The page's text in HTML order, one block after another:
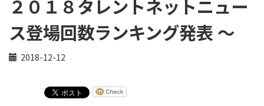
２０１８タレントネットニュー
ス登場回数ランキング発表 ～
2018-12-12